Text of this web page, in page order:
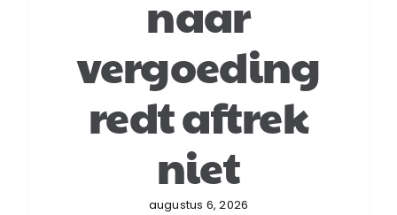
naar
vergoeding
redt aftrek
niet
augustus 6, 2026